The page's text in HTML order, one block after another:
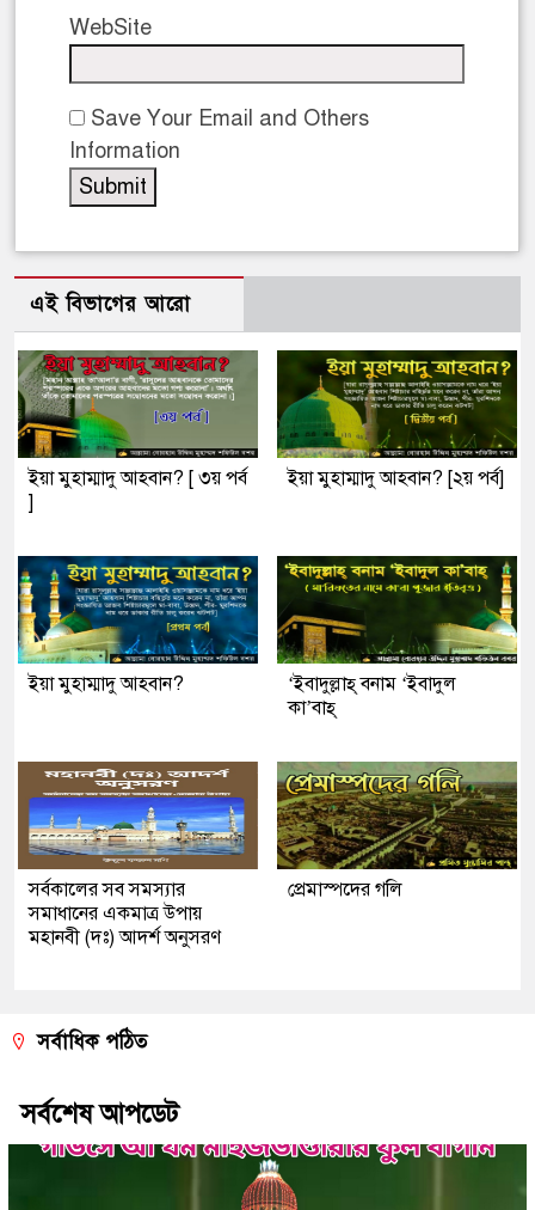
WebSite
Save Your Email and Others
Information
এই বিভাগের আরো
ইয়া মুহাম্মাদু আহবান? [ ৩য় পর্ব
]
ইয়া মুহাম্মাদু আহবান? [২য় পর্ব]
ইয়া মুহাম্মাদু আহবান?
‘ইবাদুল্লাহ্ বনাম ‘ইবাদুল
কা’বাহ্
সর্বকালের সব সমস্যার
সমাধানের একমাত্র উপায়
মহানবী (দঃ) আদর্শ অনুসরণ
প্রেমাস্পদের গলি
সর্বাধিক পঠিত
সর্বশেষ আপডেট